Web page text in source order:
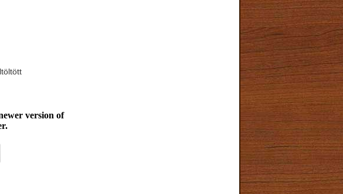
version of